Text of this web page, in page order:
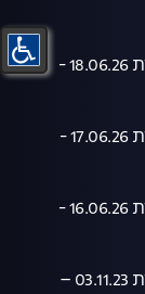
המהדורה המרכזית 18.06.26 -
המהדורה המרכזית 17.06.26 -
המהדורה המרכזית 16.06.26 -
המהדורה המרכזית 03.11.23 –